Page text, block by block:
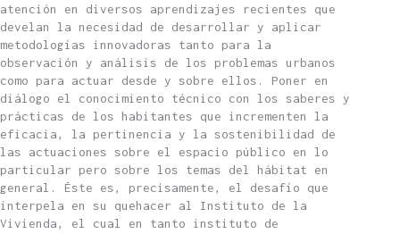
atención en diversos aprendizajes recientes que
develan la necesidad de desarrollar y aplicar
metodologías innovadoras tanto para la
observación y análisis de los problemas urbanos
como para actuar desde y sobre ellos. Poner en
diálogo el conocimiento técnico con los saberes y
prácticas de los habitantes que incrementen la
eficacia, la pertinencia y la sostenibilidad de
las actuaciones sobre el espacio público en lo
particular pero sobre los temas del hábitat en
general. Éste es, precisamente, el desafío que
interpela en su quehacer al Instituto de la
Vivienda, el cual en tanto instituto de